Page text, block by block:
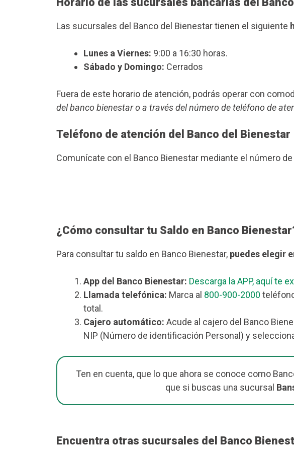
Las sucursales del Banco del Bienestar tienen el siguiente
Lunes a Viernes: 9:00 a 16:30 horas.
Sábado y Domingo: Cerrados
Fuera de este horario de atención, podrás operar con
del banco bienestar o a través del número de teléfono de
Teléfono de atención del Banco del Bienestar
Comunícate con el Banco Bienestar mediante el número
¿Cómo consultar tu Saldo en Banco
Para consultar tu saldo en Banco Bienestar, puedes elegir
App del Banco Bienestar: Descarga la APP, aquí te
Llamada telefónica: Marca al 800-900-2000
total.
Cajero automático: Acude al cajero del Banco
NIP (Número de identificación Personal) y
Ten en cuenta, que lo que ahora se conoce como
que si buscas una sucursal
Encuentra otras sucursales del Banco